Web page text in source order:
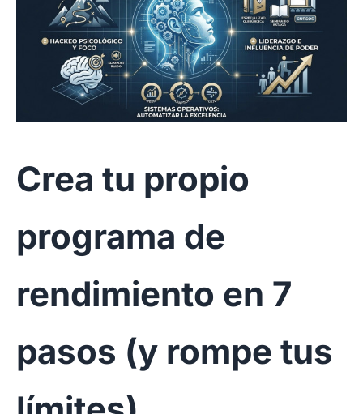
Crea tu propio
programa de
rendimiento en 7
pasos (y rompe tus